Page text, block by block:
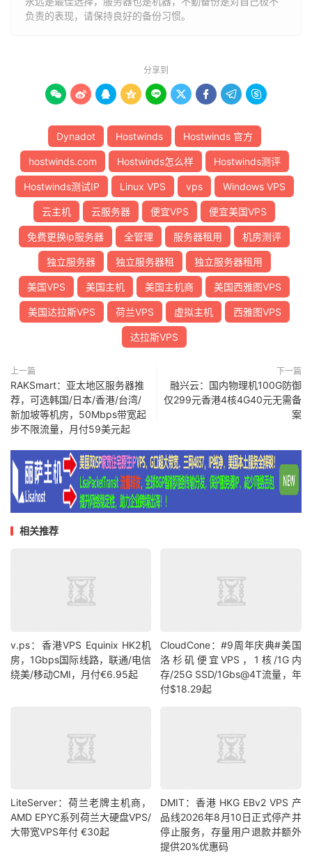
负责的表现，请保持良好的备份习惯。
分享到
        
Dynadot Hostwinds Hostwinds 官方
hostwinds.com Hostwinds怎么样 Hostwinds测评
Hostwinds测试IP Linux VPS vps Windows VPS
云主机 云服务器 便宜VPS 便宜美国VPS
免费更换ip服务器 全管理 服务器租用 机房测评
独立服务器 独立服务器租 独立服务器租用
美国VPS 美国主机 美国主机商 美国西雅图VPS
美国达拉斯VPS 荷兰VPS 虚拟主机 西雅图VPS
达拉斯VPS
上一篇
RAKSmart：亚太地区服务器推
荐，可选韩国/日本/香港/台湾/
新加坡等机房，50Mbps带宽起
步不限流量，月付59美元起
下一篇
融兴云：国内物理机100G防御
仅299元香港4核4G40元无需备
案
相关推荐
v.ps：香港VPS Equinix HK2机
房，1Gbps国际线路，联通/电信
绕美/移动CMI，月付€6.95起
CloudCone：#9周年庆典#美国
洛杉矶便宜VPS，1核/1G内
存/25G SSD/1Gbs@4T流量，年
付$18.29起
LiteServer：荷兰老牌主机商，
AMD EPYC系列荷兰大硬盘VPS/
大带宽VPS年付 €30起
DMIT：香港 HKG EBv2 VPS 产
品线2026年8月10日正式停产并
停止服务，存量用户退款并额外
提供20%优惠码